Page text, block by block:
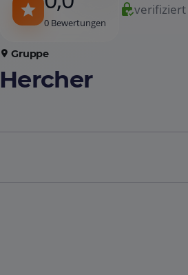
0 Bewertungen
verifiziert
Gruppe
Hercher